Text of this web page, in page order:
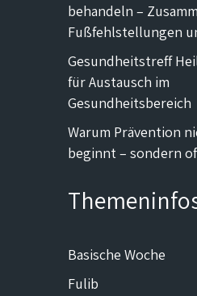
behandeln –
Fußfehlstellungen
Gesundheitstreff
für Austausch im
Gesundheitsbereich
Warum Prävention
beginnt – sondern
Basische Woche
Fulib